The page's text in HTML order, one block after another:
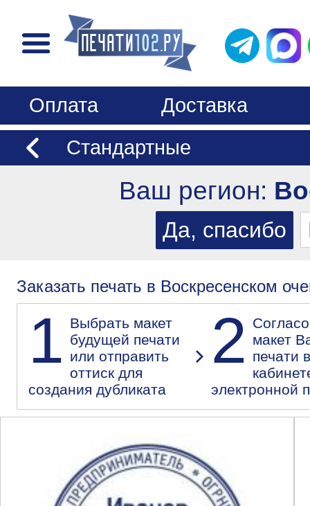
Оплата
Доставка
Стандартные
Ваш регион:
Заказать печать в Воскресенском
1 Выбрать макет
будущей печати
или отправить
оттиск для
создания дубликата
2
макет
печати
электронной